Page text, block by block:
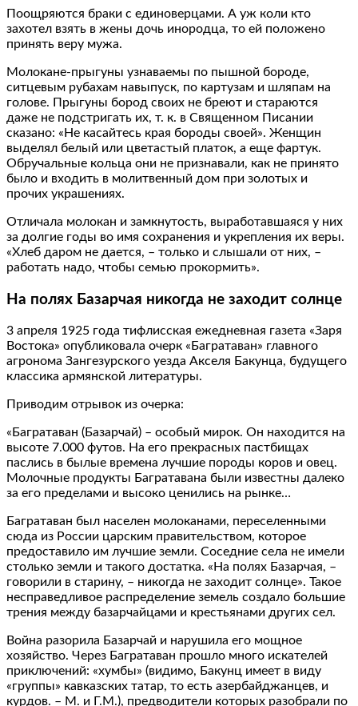
Поощряются браки с единоверцами. А уж коли кто
захотел взять в жены дочь инородца, то ей положено
принять веру мужа.
Молокане-прыгуны узнаваемы по пышной бороде,
ситцевым рубахам навыпуск, по картузам и шляпам на
голове. Прыгуны бород своих не бреют и стараются
даже не подстригать их, т. к. в Священном Писании
сказано: «Не касайтесь края бороды своей». Женщин
выделял белый или цветастый платок, а еще фартук.
Обручальные кольца они не признавали, как не принято
было и входить в молитвенный дом при золотых и
прочих украшениях.
Отличала молокан и замкнутость, выработавшаяся у них
за долгие годы во имя сохранения и укрепления их веры.
«Хлеб даром не дается, – только и слышали от них, –
работать надо, чтобы семью прокормить».
На полях Базарчая никогда не заходит солнце
3 апреля 1925 года тифлисская ежедневная газета «Заря
Востока» опубликовала очерк «Багратаван» главного
агронома Зангезурского уезда Акселя Бакунца, будущего
классика армянской литературы.
Приводим отрывок из очерка:
«Багратаван (Базарчай) – особый мирок. Он находится на
высоте 7.000 футов. На его прекрасных пастбищах
паслись в былые времена лучшие породы коров и овец.
Молочные продукты Багратавана были известны далеко
за его пределами и высоко ценились на рынке…
Багратаван был населен молоканами, переселенными
сюда из России царским правительством, которое
предоставило им лучшие земли. Соседние села не имели
столько земли и такого достатка. «На полях Базарчая, –
говорили в старину, – никогда не заходит солнце». Такое
несправедливое распределение земель создало большие
трения между базарчайцами и крестьянами других сел.
Война разорила Базарчай и нарушила его мощное
хозяйство. Через Багратаван прошло много искателей
приключений: «хумбы» (видимо, Бакунц имеет в виду
«группы» кавказских татар, то есть азербайджанцев, и
курдов. – М. и Г.М.), предводители которых разобрали по